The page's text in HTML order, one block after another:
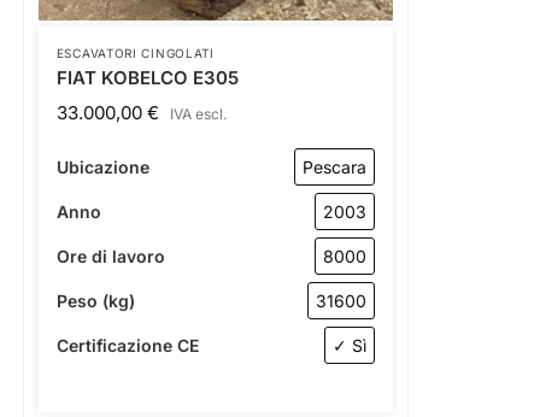
ESCAVATORI CINGOLATI
FIAT KOBELCO E305
33.000,00 € IVA escl.
Ubicazione Pescara
Anno 2003
Ore di lavoro 8000
Peso (kg) 31600
Certificazione CE ✓ Sì